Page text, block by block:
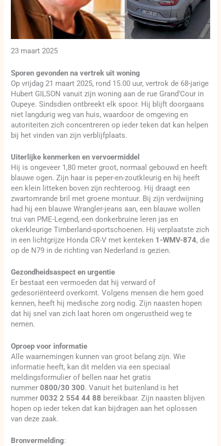
23 maart 2025
Sporen gevonden na vertrek uit woning
Op vrijdag 21 maart 2025, rond 15.00 uur, vertrok de 68-jarige
Hubert GILSON vanuit zijn woning aan de rue Grand’Cour in
Oupeye. Sindsdien ontbreekt elk spoor. Hij blijft doorgaans
niet langdurig weg van huis, waardoor de omgeving en
autoriteiten zich concentreren op ieder teken dat kan helpen
bij het vinden van zijn verblijfplaats.
Uiterlijke kenmerken en vervoermiddel
Hij is ongeveer 1,80 meter groot, normaal gebouwd en heeft
blauwe ogen. Zijn haar is peper-en-zoutkleurig en hij heeft
een klein litteken boven zijn rechteroog. Hij draagt een
zwartomrande bril met groene montuur. Bij zijn verdwijning
had hij een blauwe Wrangler-jeans aan, een blauwe wollen
trui van PME-Legend, een donkerbruine leren jas en
okerkleurige Timberland-sportschoenen. Hij verplaatste zich
in een lichtgrijze Honda CR-V met kenteken 1-WMV-874, die
op de N79 in de richting van Nederland is gezien.
Gezondheidsaspect en urgentie
Er bestaat een vermoeden dat hij verward of
gedesoriënteerd overkomt. Volgens mensen die hem goed
kennen, heeft hij medische zorg nodig. Zijn naasten hopen
dat hij snel van zich laat horen om ongerustheid weg te
nemen.
Oproep voor informatie
Alle waarnemingen kunnen van groot belang zijn. Wie
informatie heeft, kan dit melden via een speciaal
meldingsformulier of bellen naar het gratis
nummer0800/30 300. Vanuit het buitenland is het
nummer0032 2 554 44 88 bereikbaar. Zijn naasten blijven
hopen op ieder teken dat kan bijdragen aan het oplossen
van deze zaak.
Bronvermelding: